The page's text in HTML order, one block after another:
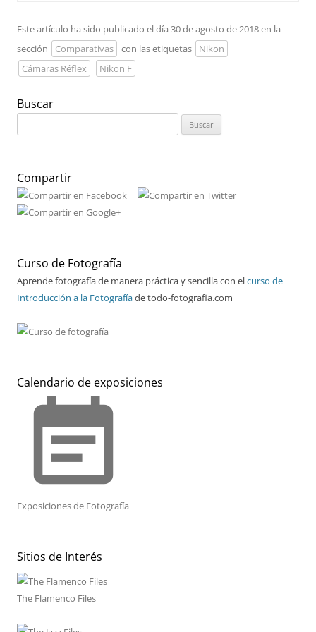
Este artículo ha sido publicado el día 30 de agosto de 2018 en la
sección
Comparativas con las etiquetas
Nikon
Cámaras Réflex
Nikon F
Buscar
Compartir
Curso de Fotografía
Aprende fotografía de manera práctica y sencilla con elcurso de
Introducción a la Fotografíade todo-fotografia.com
Calendario de exposiciones
event_note
Exposiciones de Fotografía
Sitios de Interés
The Flamenco Files